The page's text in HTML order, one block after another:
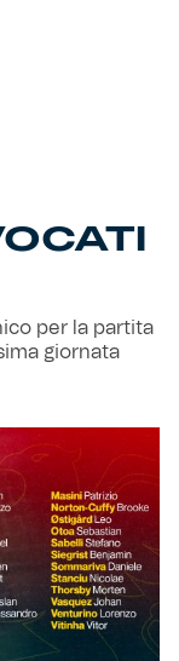
per la partita
giornata